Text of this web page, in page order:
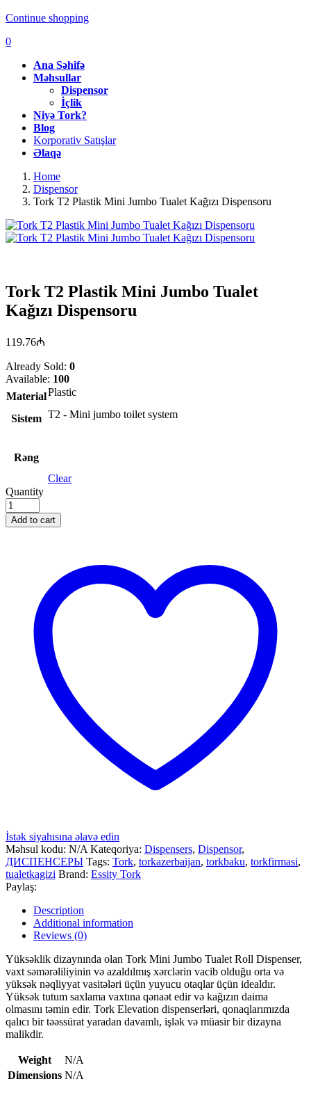
Continue shopping
0
Ana Səhifə
Məhsullar
Dispensor
İçlik
Niyə Tork?
Blog
Korporativ Satışlar
Əlaqə
Home
Dispensor
Tork T2 Plastik Mini Jumbo Tualet Kağızı Dispensoru
Tork T2 Plastik Mini Jumbo Tualet
Kağızı Dispensoru
119.76₼
Already Sold: 0
Available: 100
MaterialPlastic
Sistem T2 - Mini jumbo toilet system
Rəng
Clear
Quantity
Add to cart
İstək siyahısına əlavə edin
Məhsul kodu: N/A Kateqoriya: Dispensers, Dispensor,
ДИСПЕНСЕРЫ Tags: Tork, torkazerbaijan, torkbaku, torkfirmasi,
tualetkagizi Brand: Essity Tork
Paylaş:
Description
Additional information
Reviews (0)
Yüksəklik dizaynında olan Tork Mini Jumbo Tualet Roll Dispenser,
vaxt səmərəliliyinin və azaldılmış xərclərin vacib olduğu orta və
yüksək nəqliyyat vasitələri üçün yuyucu otaqlar üçün idealdır.
Yüksək tutum saxlama vaxtına qənaət edir və kağızın daima
olmasını təmin edir. Tork Elevation dispenserləri, qonaqlarımızda
qalıcı bir təəssürat yaradan davamlı, işlək və müasir bir dizayna
malikdir.
Weight
N/A
Dimensions N/A